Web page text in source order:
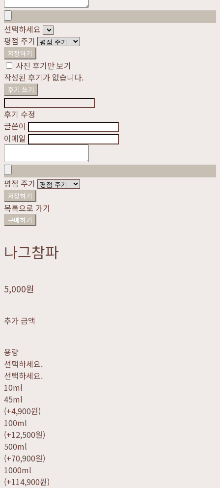
선택하세요
평점 주기
저장하기
사진 후기만 보기
작성된 후기가 없습니다.
후기 쓰기
후기 수정
글쓴이
이메일
평점 주기
저장하기
목록으로 가기
구매하기
나그참파
5,000원
추가 금액
용량
선택하세요.
선택하세요.
10ml
45ml
(+4,900원)
100ml
(+12,500원)
500ml
(+70,900원)
1000ml
(+114,900원)